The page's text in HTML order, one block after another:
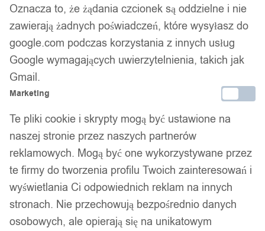
Dostawa w 24h
Zamówienia złożone do 14:00 wysyłamy tego samego dnia.
Kod produktu:303_CATS_XL
Niedostępny
Zamówienia złożone do 14:00 w dni robocze wysyłamy tego
samego dnia.
Bezpieczne płatności
Oznacza to, że żądania czcionek są oddzielne i nie
zawierają żadnych poświadczeń, które wysyłasz do
google.com podczas korzystania z innych usług
Google wymagających uwierzytelnienia, takich jak
Gmail.
Marketing
Te pliki cookie i skrypty mogą być ustawione na
naszej stronie przez naszych partnerów
reklamowych. Mogą być one wykorzystywane przez
te firmy do tworzenia profilu Twoich zainteresowań i
wyświetlania Ci odpowiednich reklam na innych
stronach. Nie przechowują bezpośrednio danych
osobowych, ale opierają się na unikatowym